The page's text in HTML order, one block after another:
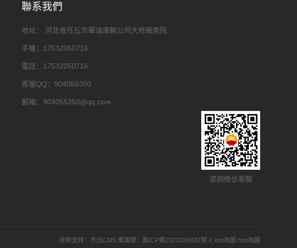
聯系我們
地址： 河北省任丘市華油運輸公司大修廠南院
手機：17532050716
電話：17532050716
客服QQ：904055350
郵箱：904055350@qq.com
咨詢微信客服
技術支持： 杰迅CMS 備案號： 冀ICP備2022024882號-1 xml地圖 htm地圖